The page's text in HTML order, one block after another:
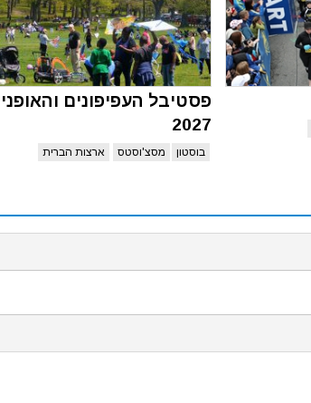
פסטיבל העפיפונים
2027
בוסטון מסצ'וסטס ארצות הברית